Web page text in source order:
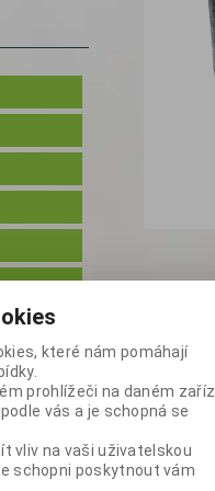
které nám pomáhají
prohlížeči na daném
vás a je schopná se
vliv na vaši uživatelskou
schopni poskytnout vám